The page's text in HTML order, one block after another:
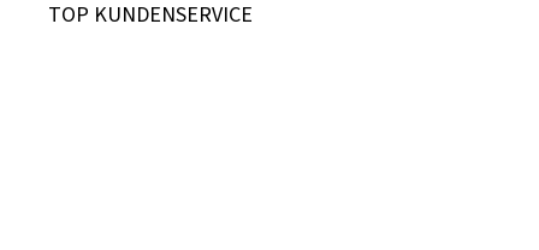
TOP KUNDENSERVICE